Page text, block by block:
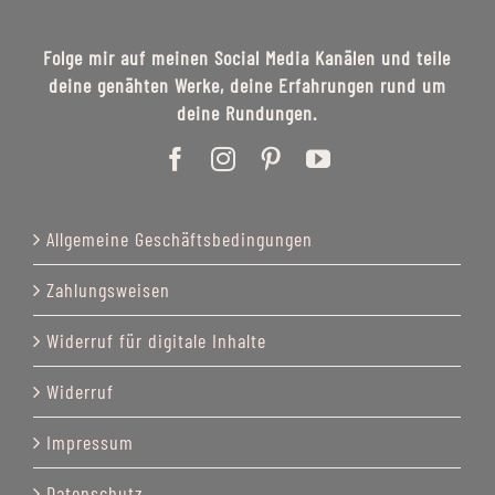
Folge mir auf meinen Social Media Kanälen und teile
deine genähten Werke, deine Erfahrungen rund um
deine Rundungen.
Allgemeine Geschäftsbedingungen
Zahlungsweisen
Widerruf für digitale Inhalte
Widerruf
Impressum